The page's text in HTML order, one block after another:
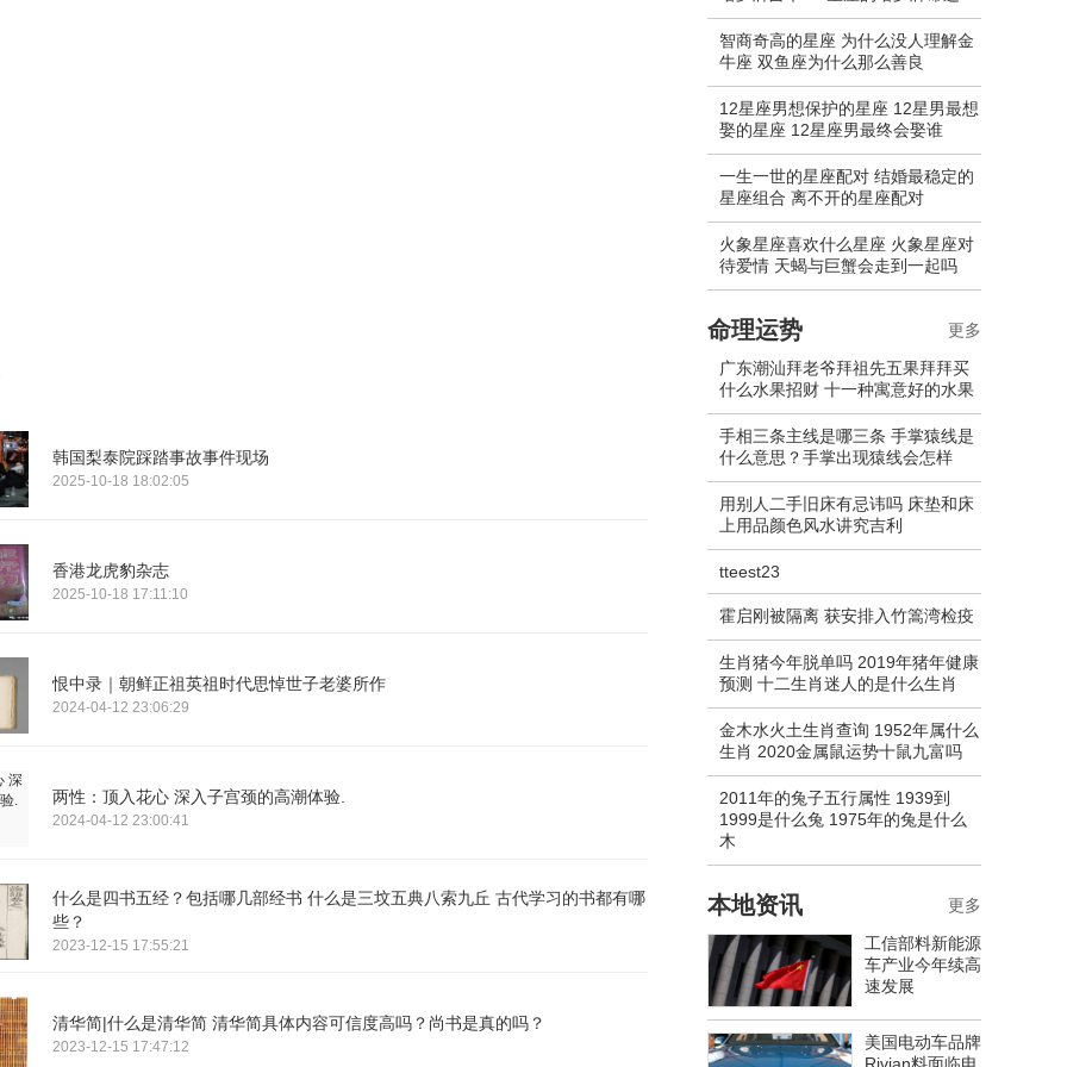
韩国梨泰院踩踏事故事件现场
2025-10-18 18:02:05
香港龙虎豹杂志
2025-10-18 17:11:10
恨中录｜朝鲜正祖英祖时代思悼世子老婆所作
2024-04-12 23:06:29
两性：顶入花心 深入子宫颈的高潮体验.
2024-04-12 23:00:41
什么是四书五经？包括哪几部经书 什么是三坟五典八索九丘 古代学习的书都有哪
些？
2023-12-15 17:55:21
清华简|什么是清华简 清华简具体内容可信度高吗？尚书是真的吗？
2023-12-15 17:47:12
智商奇高的星座 为什么没人理解金
牛座 双鱼座为什么那么善良
12星座男想保护的星座 12星男最想
娶的星座 12星座男最终会娶谁
一生一世的星座配对 结婚最稳定的
星座组合 离不开的星座配对
火象星座喜欢什么星座 火象星座对
待爱情 天蝎与巨蟹会走到一起吗
命理运势
广东潮汕拜老爷拜祖先五果拜拜买
什么水果招财 十一种寓意好的水果
手相三条主线是哪三条 手掌猿线是
什么意思？手掌出现猿线会怎样
用别人二手旧床有忌讳吗 床垫和床
上用品颜色风水讲究吉利
tteest23
霍启刚被隔离 获安排入竹篙湾检疫
生肖猪今年脱单吗 2019年猪年健康
预测 十二生肖迷人的是什么生肖
金木水火土生肖查询 1952年属什么
生肖 2020金属鼠运势十鼠九富吗
2011年的兔子五行属性 1939到
1999是什么兔 1975年的兔是什么
木
更多
本地资讯
工信部料新能源
车产业今年续高
速发展
美国电动车品牌
更多